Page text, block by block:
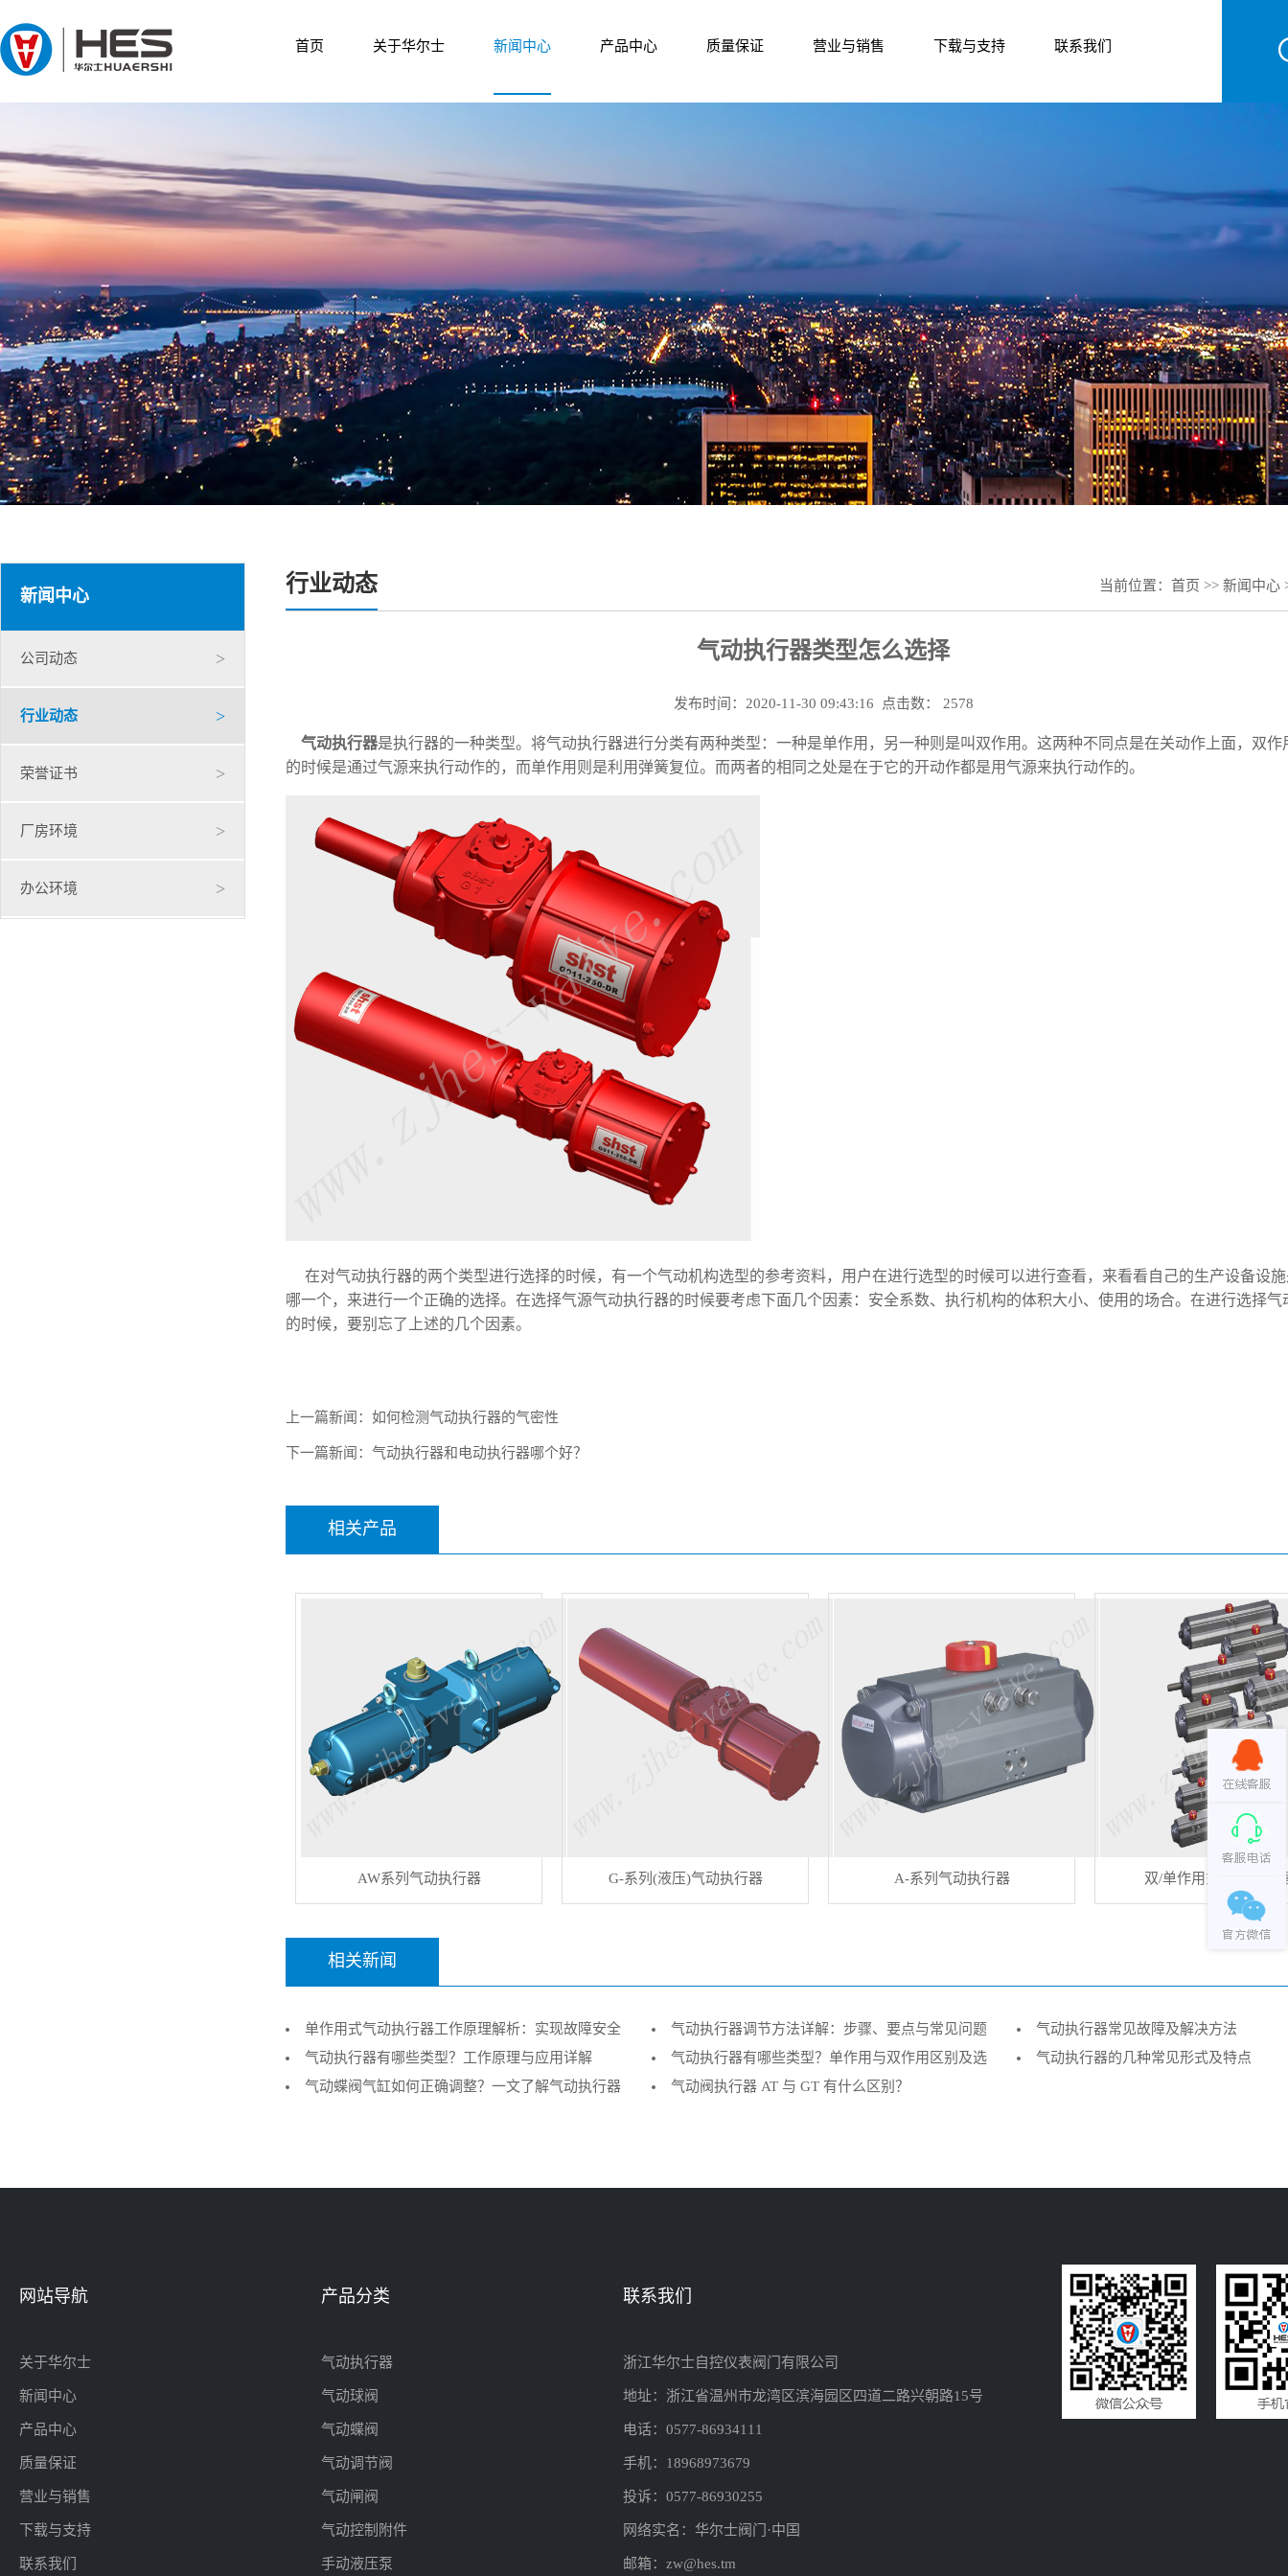
首页 关于华尔士 新闻中心 产品中心 质量保证 营业与销售 下载与支持 联系我们
新闻中心
公司动态 >
行业动态 >
荣誉证书 >
厂房环境 >
办公环境 >
行业动态 当前位置： 首页 >> 新闻中心
气动执行器类型怎么选择
发布时间：2020-11-30 09:43:16 点击数： 2578
气动执行器是执行器的一种类型。将气动执行器进行分类有两种类型：一种是单作用，另一种则是叫双作用。这两种不同点是在关动作上面，双作
的时候是通过气源来执行动作的，而单作用则是利用弹簧复位。而两者的相同之处是在于它的开动作都是用气源来执行动作的。
在对气动执行器的两个类型进行选择的时候，有一个气动机构选型的参考资料，用户在进行选型的时候可以进行查看，来看看自己的生产设备设
哪一个，来进行一个正确的选择。在选择气源气动执行器的时候要考虑下面几个因素：安全系数、执行机构的体积大小、使用的场合。在进行选择气
的时候，要别忘了上述的几个因素。
上一篇新闻：如何检测气动执行器的气密性
下一篇新闻：气动执行器和电动执行器哪个好？
相关产品
AW系列气动执行器 G-系列(液压)气动执行器 A-系列气动执行器 双/单作用式气动执行
相关新闻
单作用式气动执行器工作原理解析：实现故障安全
的关键执行机构
气动执行器调节方法详解：步骤、要点与常见问题
（企业技术指南）
气动执行器常见故障及解决方法
气动执行器有哪些类型？工作原理与应用详解
气动执行器有哪些类型？单作用与双作用区别及选
型要点
气动执行器的几种常见形式及特点
气动蝶阀气缸如何正确调整？一文了解气动执行器
气动阀执行器 AT 与 GT 有什么区别？
网站导航
关于华尔士
新闻中心
产品中心
质量保证
营业与销售
下载与支持
联系我们
产品分类
气动执行器
气动球阀
气动蝶阀
气动调节阀
气动闸阀
气动控制附件
手动液压泵
联系我们
浙江华尔士自控仪表阀门有限公司
地址：浙江省温州市龙湾区滨海园区四道二路兴朝路15号
电话：0577-86934111
手机：18968973679
投诉：0577-86930255
网络实名：华尔士阀门·中国
邮箱：zw@hes.tm